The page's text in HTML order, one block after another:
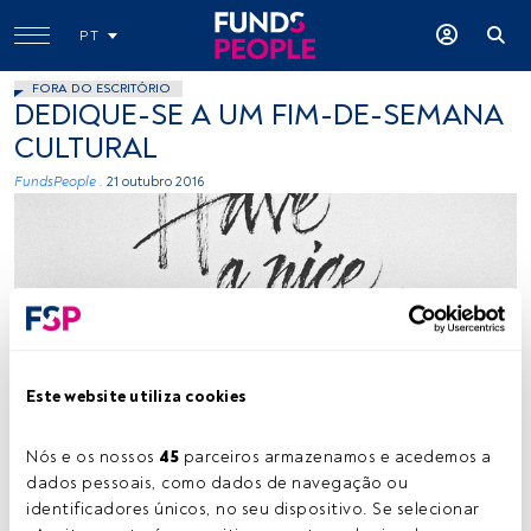
Este website utiliza cookies
Nós e os nossos 45 parceiros armazenamos e acedemos a
dados pessoais, como dados de navegação ou
identificadores únicos, no seu dispositivo. Se selecionar
PT
FORA DO ESCRITÓRIO
DEDIQUE-SE A UM FIM-DE-SEMANA
CULTURAL
FundsPeople . 21 outubro 2016
Cedida
Tempo de leitura:1 min.